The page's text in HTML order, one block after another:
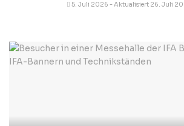
5. Juli 2026 - Aktualisiert 26. Juli